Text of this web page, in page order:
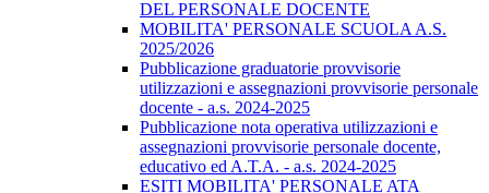
DEL PERSONALE DOCENTE
MOBILITA' PERSONALE SCUOLA A.S.
2025/2026
Pubblicazione graduatorie provvisorie
utilizzazioni e assegnazioni provvisorie personale
docente - a.s. 2024-2025
Pubblicazione nota operativa utilizzazioni e
assegnazioni provvisorie personale docente,
educativo ed A.T.A. - a.s. 2024-2025
ESITI MOBILITA' PERSONALE ATA